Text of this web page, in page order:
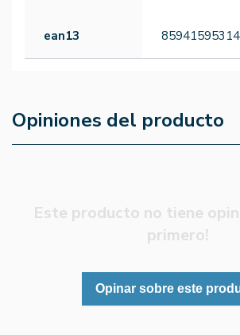
ean13
Opiniones del producto
Este producto no tiene
primero!
Opinar sobre este